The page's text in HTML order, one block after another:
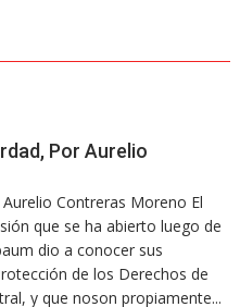
Por Aurelio
Contreras Moreno El
que se ha abierto luego de
dio a conocer sus
de los Derechos de
y que noson propiamente...